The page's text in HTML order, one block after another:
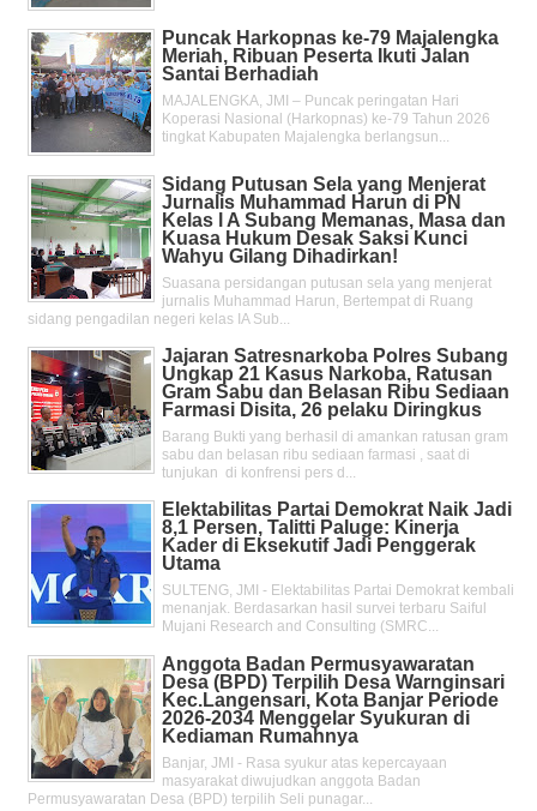
Puncak Harkopnas ke-79 Majalengka
Meriah, Ribuan Peserta Ikuti Jalan
Santai Berhadiah
MAJALENGKA, JMI – Puncak peringatan Hari
Koperasi Nasional (Harkopnas) ke-79 Tahun 2026
tingkat Kabupaten Majalengka berlangsun...
Sidang Putusan Sela yang Menjerat
Jurnalis Muhammad Harun di PN
Kelas l A Subang Memanas, Masa dan
Kuasa Hukum Desak Saksi Kunci
Wahyu Gilang Dihadirkan!
Suasana persidangan putusan sela yang menjerat
jurnalis Muhammad Harun, Bertempat di Ruang
sidang pengadilan negeri kelas IA Sub...
Jajaran Satresnarkoba Polres Subang
Ungkap 21 Kasus Narkoba, Ratusan
Gram Sabu dan Belasan Ribu Sediaan
Farmasi Disita, 26 pelaku Diringkus
Barang Bukti yang berhasil di amankan ratusan gram
sabu dan belasan ribu sediaan farmasi , saat di
tunjukan di konfrensi pers d...
Elektabilitas Partai Demokrat Naik Jadi
8,1 Persen, Talitti Paluge: Kinerja
Kader di Eksekutif Jadi Penggerak
Utama
SULTENG, JMI - Elektabilitas Partai Demokrat kembali
menanjak. Berdasarkan hasil survei terbaru Saiful
Mujani Research and Consulting (SMRC...
Anggota Badan Permusyawaratan
Desa (BPD) Terpilih Desa Warnginsari
Kec.Langensari, Kota Banjar Periode
2026-2034 Menggelar Syukuran di
Kediaman Rumahnya
Banjar, JMI - Rasa syukur atas kepercayaan
masyarakat diwujudkan anggota Badan
Permusyawaratan Desa (BPD) terpilih Seli punagar...